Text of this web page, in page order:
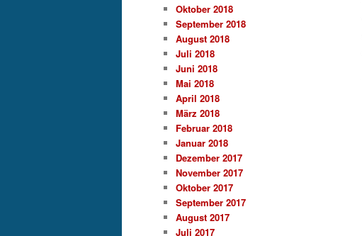
Oktober 2018
September 2018
August 2018
Juli 2018
Juni 2018
Mai 2018
April 2018
März 2018
Februar 2018
Januar 2018
Dezember 2017
November 2017
Oktober 2017
September 2017
August 2017
Juli 2017